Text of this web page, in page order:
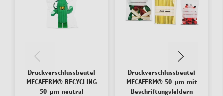
Druckverschlussbeutel
MECAFERM® RECYCLING
50 µm neutral
Druckverschlussbeutel
MECAFERM® 50 µm mit
Beschriftungsfeldern